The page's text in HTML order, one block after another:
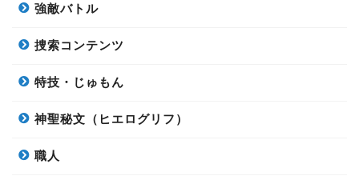
強敵バトル
捜索コンテンツ
特技・じゅもん
神聖秘文（ヒエログリフ）
職人